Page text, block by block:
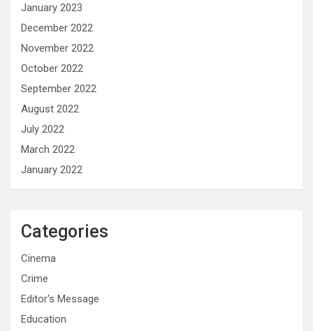
January 2023
December 2022
November 2022
October 2022
September 2022
August 2022
July 2022
March 2022
January 2022
Categories
Cinema
Crime
Editor's Message
Education